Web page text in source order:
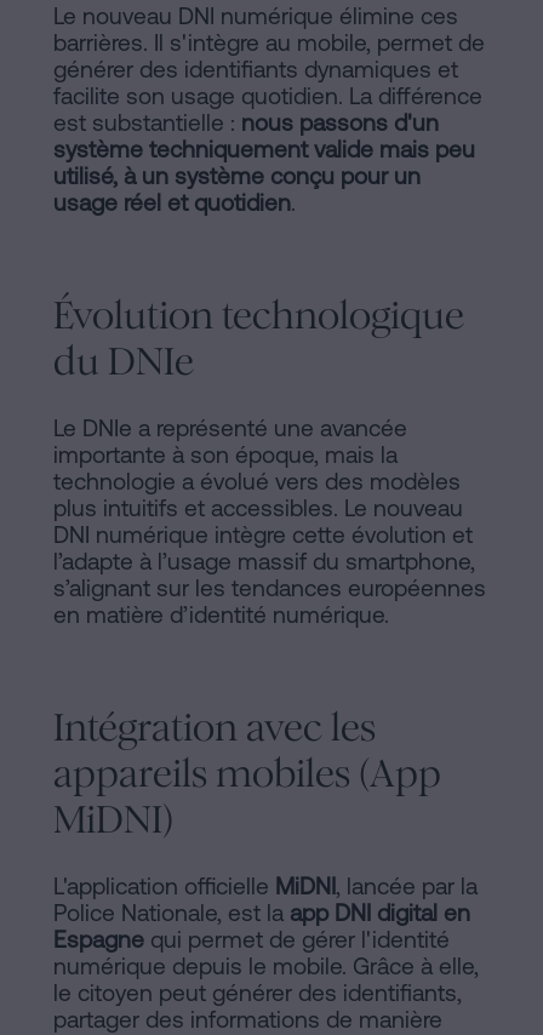
Le nouveau DNI numérique élimine ces
barrières. Il s'intègre au mobile, permet de
générer des identifiants dynamiques et
facilite son usage quotidien. La différence
est substantielle : nous passons d'un
système techniquement valide mais peu
utilisé, à un système conçu pour un
usage réel et quotidien.
Évolution technologique
du DNIe
Le DNIe a représenté une avancée
importante à son époque, mais la
technologie a évolué vers des modèles
plus intuitifs et accessibles. Le nouveau
DNI numérique intègre cette évolution et
l’adapte à l’usage massif du smartphone,
s’alignant sur les tendances européennes
en matière d’identité numérique.
Intégration avec les
appareils mobiles (App
MiDNI)
L'application officielle MiDNI , lancée par la
Police Nationale, est la app DNI digital en
Espagne qui permet de gérer l'identité
numérique depuis le mobile. Grâce à elle,
le citoyen peut générer des identifiants,
partager des informations de manière